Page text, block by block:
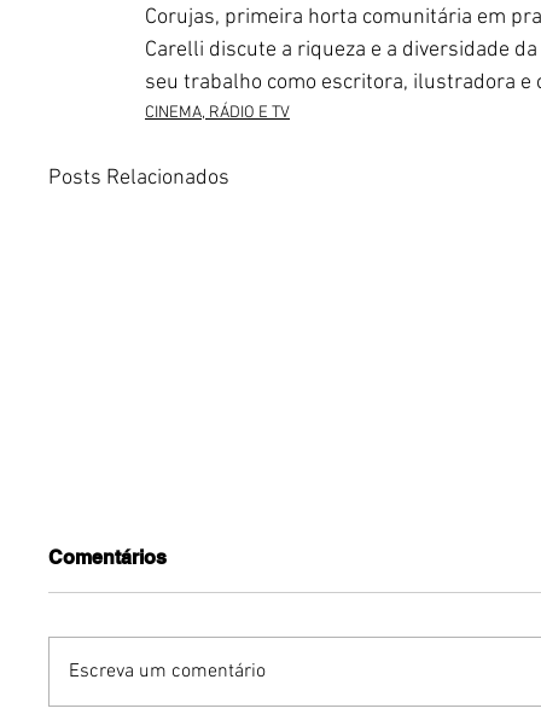
Corujas, primeira horta comunitária em
Carelli discute a riqueza e a diversidade
seu trabalho como escritora, ilustradora e
CINEMA, RÁDIO E TV
Posts Relacionados
Comentários
Escreva um comentário